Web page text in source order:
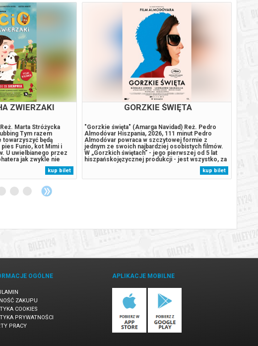
ZWIERZAKI
Marta Stróżycka
Tym razem
towarzyszyć będą
Funio, kot Mimi i
U uwielbianego przez
jak zwykle nie
podczas wakacji u
swoje pierwsze drzewo,
wspólnie z Misią...
kup bilet
GORZKIE ŚWIĘTA
"Gorzkie święta" (Amarga Navidad) Reż. Pedro
Almodóvar Hiszpania, 2026, 111 minut Pedro
Almodóvar powraca w szczytowej formie z
jednym ze swoich najbardziej osobistych filmów.
W „Gorzkich świętach” - jego pierwszej od 5 lat
hiszpańskojęzycznej produkcji - jest wszystko, za
co widzowie kochają jego kino: namiętność,
pełnokrwiste postaci, które wymykają się
kup bilet
OGÓLNE
ZAKUPU
COOKIES
PRYWATNOŚCI
PRACY
APLIKACJE MOBILNE